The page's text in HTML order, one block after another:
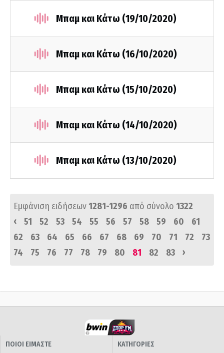
Μπαμ και Κάτω (19/10/2020)
Μπαμ και Κάτω (16/10/2020)
Μπαμ και Κάτω (15/10/2020)
Μπαμ και Κάτω (14/10/2020)
Μπαμ και Κάτω (13/10/2020)
Εμφάνιση ειδήσεων1281-1296 από σύνολο 1322
‹
51 52 53 54 55 56 57 58 59 60
61
62
63 64 65 66 67 68 69 70 71 72
73
74
75 76 77 78 79 80 81 82 83 ›
ΠΟΙΟΙ ΕΙΜΑΣΤΕ
ΚΑΤΗΓΟΡΙΕΣ